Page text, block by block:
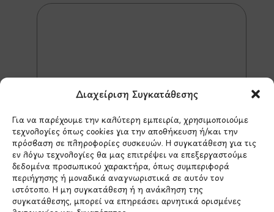
Διαχείριση Συγκατάθεσης
Για να παρέχουμε την καλύτερη εμπειρία, χρησιμοποιούμε
τεχνολογίες όπως cookies για την αποθήκευση ή/και την
πρόσβαση σε πληροφορίες συσκευών. Η συγκατάθεση για τις
εν λόγω τεχνολογίες θα μας επιτρέψει να επεξεργαστούμε
δεδομένα προσωπικού χαρακτήρα, όπως συμπεριφορά
περιήγησης ή μοναδικά αναγνωριστικά σε αυτόν τον
ιστότοπο. Η μη συγκατάθεση ή η ανάκληση της
συγκατάθεσης, μπορεί να επηρεάσει αρνητικά ορισμένες
*Αυτός ο ιστότοπος προστατεύεται από το σύστημα
reCAPTCHA και ισχύουν ηΠολιτική Απορρήτου και οι
Όροι Παροχής Υπηρεσιώντης Google.